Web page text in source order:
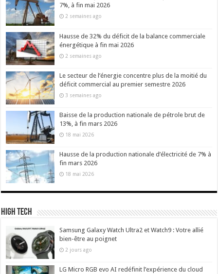
7%, à fin mai 2026
2 semaines ago
Hausse de 32% du déficit de la balance commerciale
énergétique à fin mai 2026
2 semaines ago
Le secteur de l’énergie concentre plus de la moitié du
déficit commercial au premier semestre 2026
3 semaines ago
Baisse de la production nationale de pétrole brut de
13%, à fin mars 2026
18 mai 2026
Hausse de la production nationale d’électricité de 7% à
fin mars 2026
18 mai 2026
High Tech
Samsung Galaxy Watch Ultra2 et Watch9 : Votre allié
bien-être au poignet
2 jours ago
LG Micro RGB evo AI redéfinit l’expérience du cloud